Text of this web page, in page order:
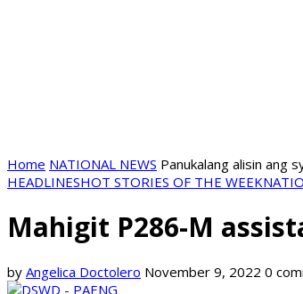
Home NATIONAL NEWS Panukalang alisin ang
HEADLINESHOT STORIES OF THE WEEK
Mahigit P286-M
by Angelica Doctolero November 9, 2022 0